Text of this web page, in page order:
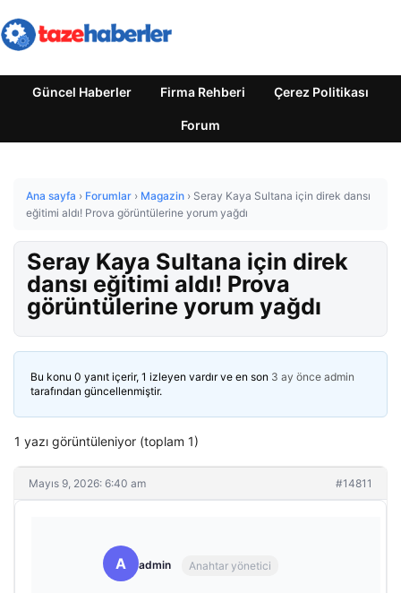
Güncel Haberler Firma Rehberi Çerez Politikası
Forum
Ana sayfa › Forumlar › Magazin › Seray Kaya Sultana için direk dansı
eğitimi aldı! Prova görüntülerine yorum yağdı
Seray Kaya Sultana için direk
dansı eğitimi aldı! Prova
görüntülerine yorum yağdı
Bu konu 0 yanıt içerir, 1 izleyen vardır ve en son 3 ay önce admin
tarafından güncellenmiştir.
1 yazı görüntüleniyor (toplam 1)
Mayıs 9, 2026: 6:40 am #14811
A admin Anahtar yönetici